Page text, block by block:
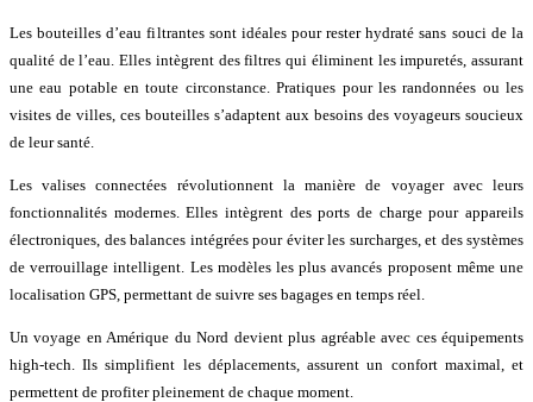
Les bouteilles d’eau filtrantes sont idéales pour rester hydraté sans souci de la
qualité de l’eau. Elles intègrent des filtres qui éliminent les impuretés, assurant
une eau potable en toute circonstance. Pratiques pour les randonnées ou les
visites de villes, ces bouteilles s’adaptent aux besoins des voyageurs soucieux
de leur santé.
Les valises connectées révolutionnent la manière de voyager avec leurs
fonctionnalités modernes. Elles intègrent des ports de charge pour appareils
électroniques, des balances intégrées pour éviter les surcharges, et des systèmes
de verrouillage intelligent. Les modèles les plus avancés proposent même une
localisation GPS, permettant de suivre ses bagages en temps réel.
Un voyage en Amérique du Nord devient plus agréable avec ces équipements
high-tech. Ils simplifient les déplacements, assurent un confort maximal, et
permettent de profiter pleinement de chaque moment.